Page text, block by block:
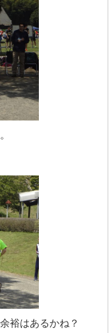
裕はあるかね？